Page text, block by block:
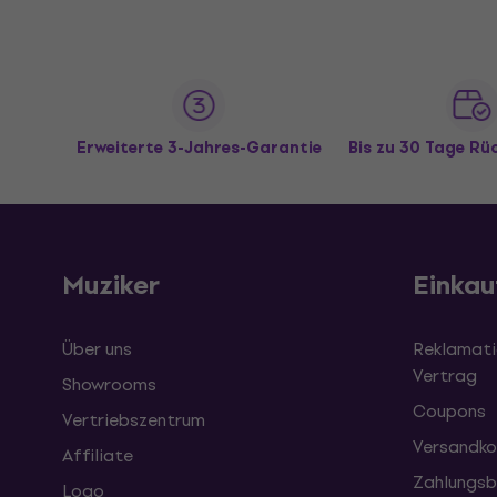
Erweiterte 3-Jahres-Garantie Bis zu 30 Tage
Muziker
Über uns
Showrooms
Vertriebszentrum
Affiliate
Logo
Vertrag
Coupons